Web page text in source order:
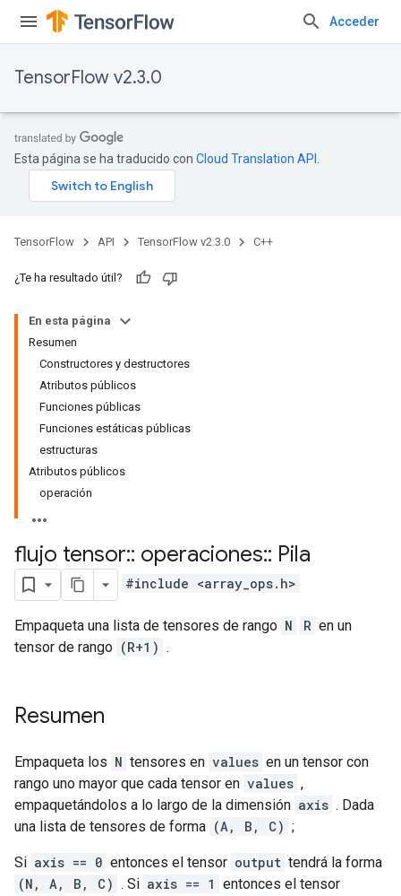
Acceder
TensorFlow v2.3.0
Esta página se ha traducido con Cloud Translation API
TensorFlow API TensorFlow v2.3.0 C++
¿Te ha resultado útil?
En esta página
Resumen
Constructores y destructores
Atributos públicos
Funciones públicas
Funciones estáticas públicas
estructuras
Atributos públicos
operación
flujo tensor:: operaciones:: Pila
#include <array_ops.h>
Empaqueta una lista de tensores de rango N R en un
tensor de rango (R+1) .
Resumen
Empaqueta los N tensores en values en un tensor con
rango uno mayor que cada tensor en values ,
empaquetándolos a lo largo de la dimensión axis . Dada
una lista de tensores de forma (A, B, C) ;
Si axis == 0 entonces el tensor output tendrá la forma
(N, A, B, C) . Si axis == 1 entonces el tensor